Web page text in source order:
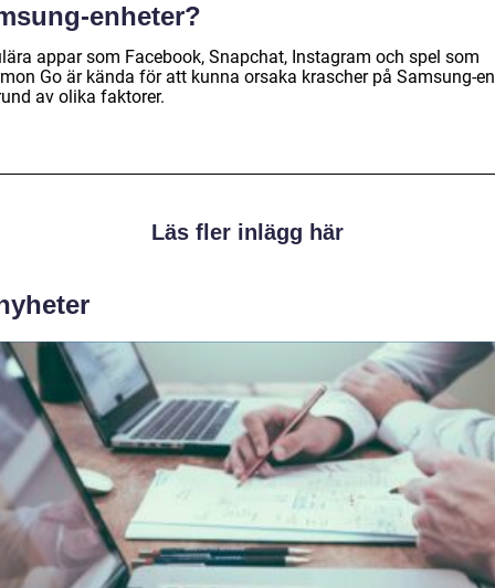
enheter?
appar som Facebook, Snapchat, Instagram och spel som
Go är kända för att kunna orsaka krascher på Samsung-
av olika faktorer.
Läs fler inlägg här